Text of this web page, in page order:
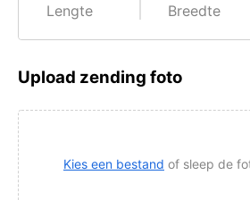
Lengte Breedte
Upload zending foto
Kies een bestand of sleep de